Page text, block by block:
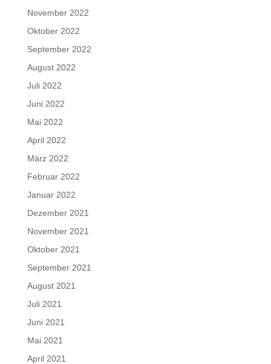
November 2022
Oktober 2022
September 2022
August 2022
Juli 2022
Juni 2022
Mai 2022
April 2022
März 2022
Februar 2022
Januar 2022
Dezember 2021
November 2021
Oktober 2021
September 2021
August 2021
Juli 2021
Juni 2021
Mai 2021
April 2021